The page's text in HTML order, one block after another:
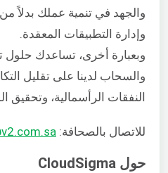
والجهد في تنمية عملك بدلاً
وإدارة التطبيقات المعقدة.
وبعبارة أخرى، تساعدك حلول
والسحاب لدينا على تقليل
النفقات الرأسمالية، وتحقيق
للاتصال بالصحافة:
حول CloudSigma